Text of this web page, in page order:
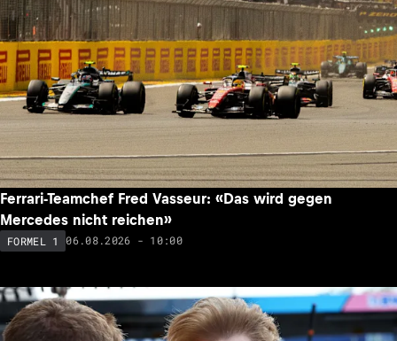
Ferrari-Teamchef Fred Vasseur: «Das wird gegen
Mercedes nicht reichen»
FORMEL 1 06.08.2026 - 10:00